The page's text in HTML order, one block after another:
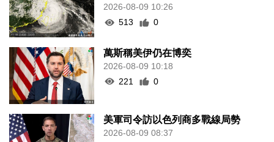
2026-08-09 10:26
513
0
萬斯稱美伊仍在博奕
2026-08-09 10:18
221
0
美軍司令訪以色列商多戰線局勢
2026-08-09 08:37